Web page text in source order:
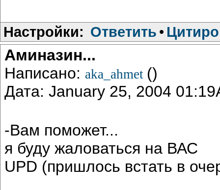
Настройки: Ответить •
Аминазин...
Написано: aka_ahmet ()
Дата: January 25, 2004
-Вам поможет...
я буду жаловаться на ВАС
UPD (пришлось встать в